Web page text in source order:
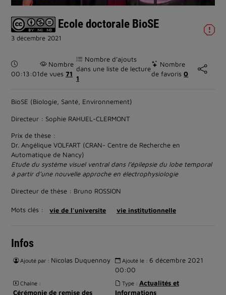
vidéo
Ecole doctorale BioSE
3 décembre 2021
Durée :
00:13:01
Nombre
de vues 71
Nombre d’ajouts
dans une liste de lecture
1
Nombre
de favoris0
BioSE (Biologie, Santé, Environnement)
Directeur : Sophie RAHUEL-CLERMONT
Prix de thèse :
Dr. Angélique VOLFART (CRAN- Centre de Recherche en
Automatique de Nancy)
Etude du système visuel ventral dans l’épilepsie du lobe temporal
à partir d’une nouvelle approche en électrophysiologie
Directeur de thèse : Bruno ROSSION
Mots clés : vie de l'universite vie institutionnelle
Infos
Ajouté par : Nicolas Duquennoy Ajouté le : 6 décembre 2021
00:00
Chaîne :
Cérémonie de remise des
Type : Actualités et
Informations